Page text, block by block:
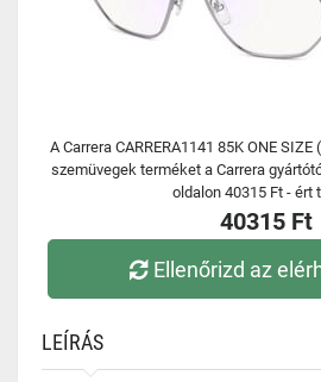
A Carrera CARRERA1141 85K ONE
szemüvegek terméket a Carrera
oldalon 40315 Ft - ért
40315 Ft
Ellenőrizd az
LEÍRÁS